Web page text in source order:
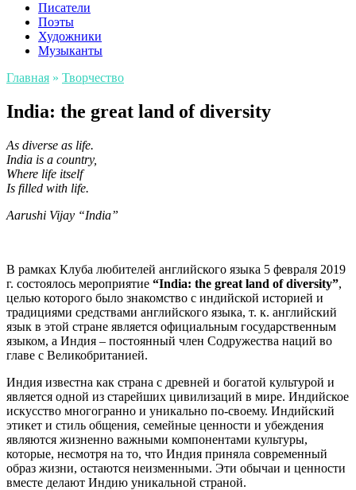
Писатели
Поэты
Художники
Музыканты
Главная » Творчество
India: the great land of diversity
As diverse as life.
India is a country,
Where life itself
Is filled with life.
Aarushi Vijay “India”
В рамках Клуба любителей английского языка 5 февраля 2019
г. состоялось мероприятие “India: the great land of diversity”,
целью которого было знакомство с индийской историей и
традициями средствами английского языка, т. к. английский
язык в этой стране является официальным государственным
языком, а Индия – постоянный член Содружества наций во
главе с Великобританией.
Индия известна как страна с древней и богатой культурой и
является одной из старейших цивилизаций в мире. Индийское
искусство многогранно и уникально по-своему. Индийский
этикет и стиль общения, семейные ценности и убеждения
являются жизненно важными компонентами культуры,
которые, несмотря на то, что Индия приняла современный
образ жизни, остаются неизменными. Эти обычаи и ценности
вместе делают Индию уникальной страной.